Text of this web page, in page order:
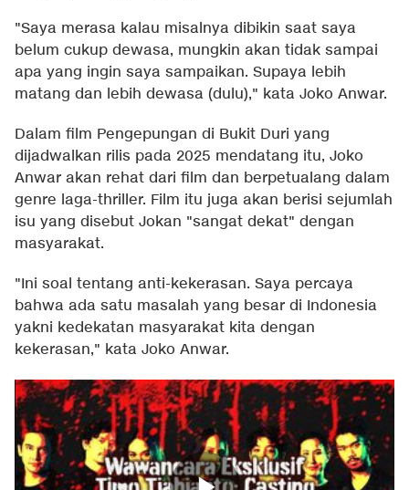
"Saya merasa kalau misalnya dibikin saat saya
belum cukup dewasa, mungkin akan tidak sampai
apa yang ingin saya sampaikan. Supaya lebih
matang dan lebih dewasa (dulu)," kata Joko Anwar.
Dalam film Pengepungan di Bukit Duri yang
dijadwalkan rilis pada 2025 mendatang itu, Joko
Anwar akan rehat dari film dan berpetualang dalam
genre laga-thriller. Film itu juga akan berisi sejumlah
isu yang disebut Jokan "sangat dekat" dengan
masyarakat.
"Ini soal tentang anti-kekerasan. Saya percaya
bahwa ada satu masalah yang besar di Indonesia
yakni kedekatan masyarakat kita dengan
kekerasan," kata Joko Anwar.